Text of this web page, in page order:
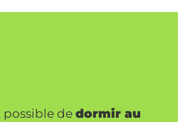
possible de dormir au